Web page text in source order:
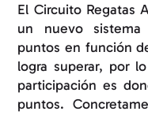
El Circuito Regatas
un nuevo
puntos en función
logra superar, por
participación es
puntos.